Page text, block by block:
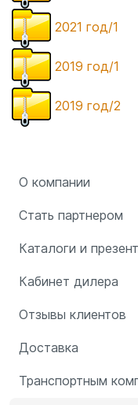
2021 год/1
2019 год/1
2019 год/2
О компании
Стать партнером
Каталоги и
Кабинет дилера
Отзывы клиентов
Доставка
Транспортным